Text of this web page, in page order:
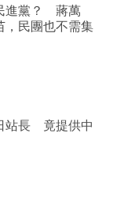
進黨？ 蔣萬
，民團也不需集
站長 竟提供中